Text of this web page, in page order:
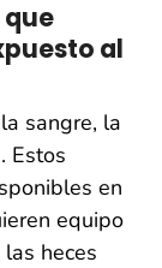
al
sangre, la
Estos
en
equipo
heces